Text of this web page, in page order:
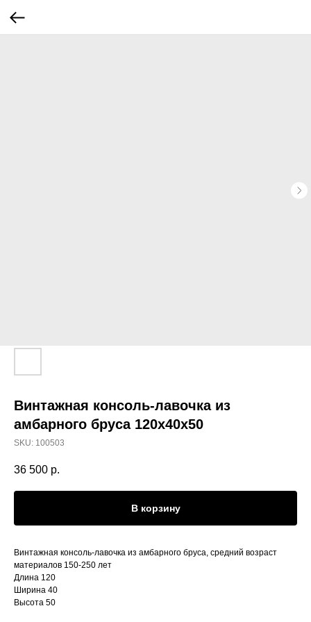
Винтажная консоль-лавочка из
амбарного бруса 120х40х50
SKU: 100503
36 500 р.
В корзину
Винтажная консоль-лавочка из амбарного бруса, средний возраст
материалов 150-250 лет
Длина 120
Ширина 40
Высота 50